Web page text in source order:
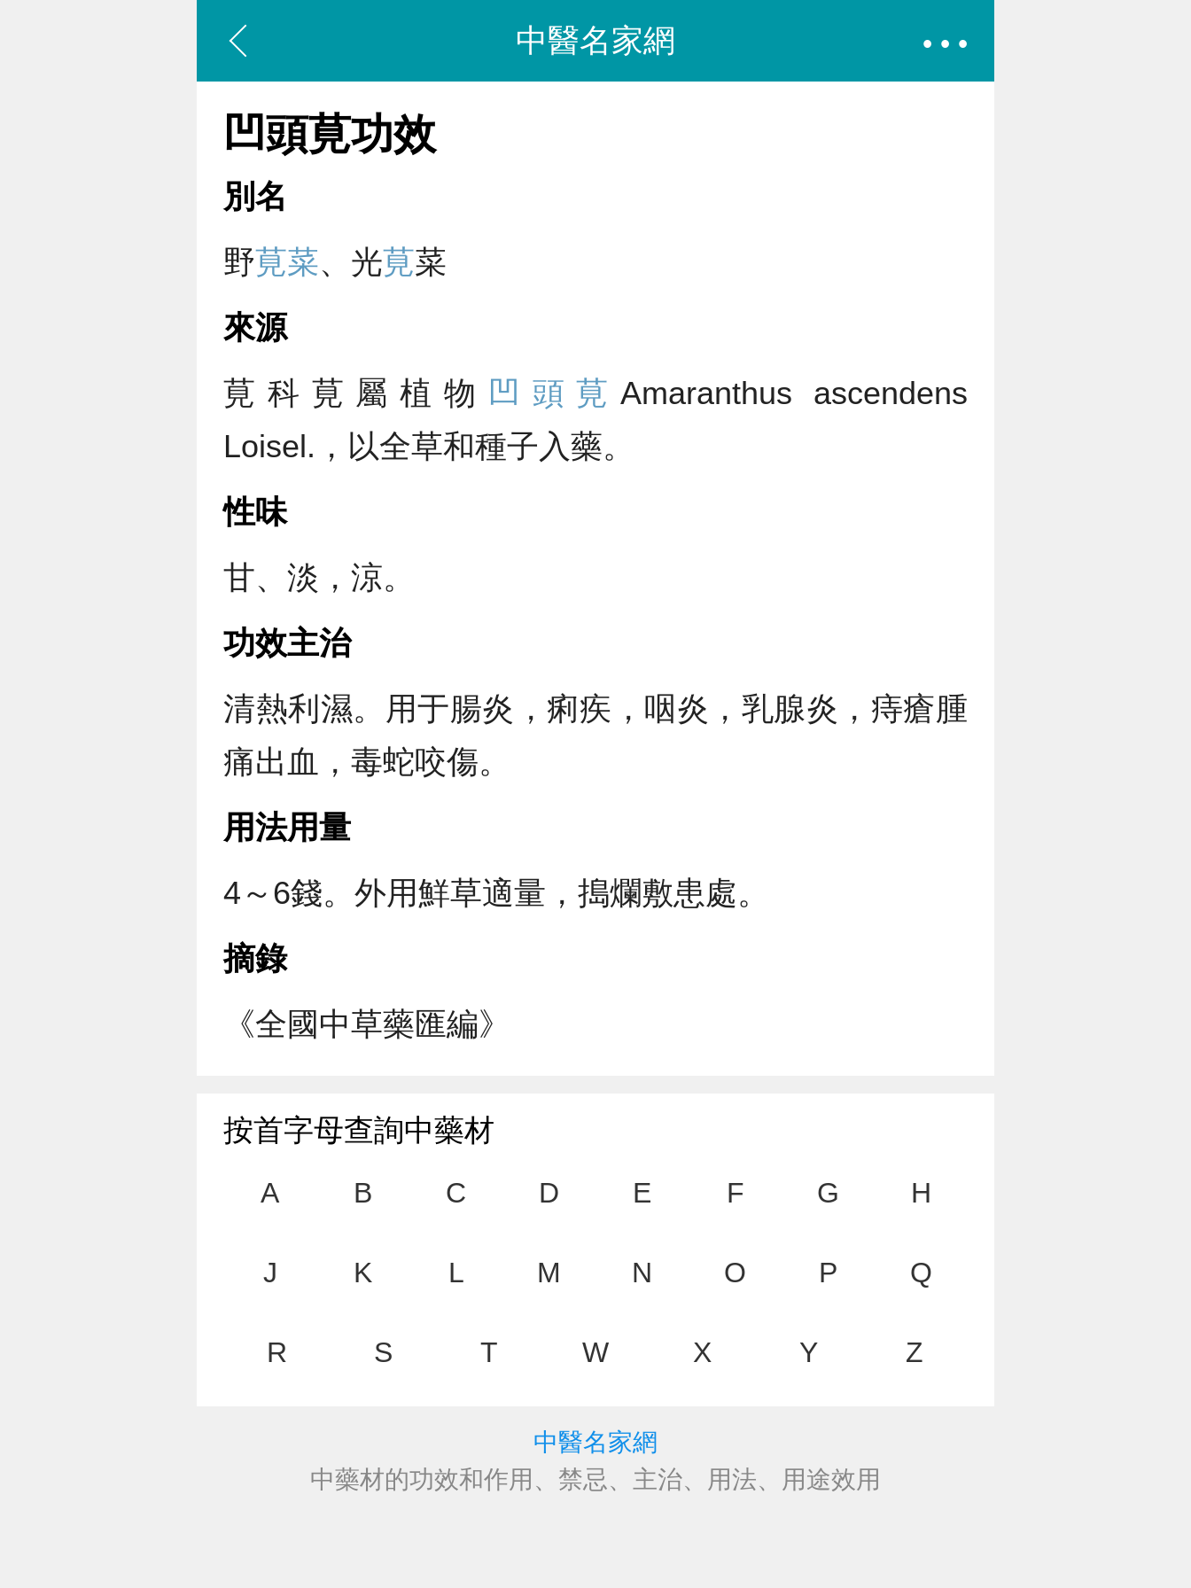
中醫名家網
凹頭莧功效
別名
野莧菜、光莧菜
來源
莧科莧屬植物 凹頭莧Amaranthus ascendens
Loisel.，以全草和種子入藥。
性味
甘、淡，涼。
功效主治
清熱利濕。用于腸炎，痢疾，咽炎，乳腺炎，痔瘡腫
痛出血，毒蛇咬傷。
用法用量
4～6錢。外用鮮草適量，搗爛敷患處。
摘錄
《全國中草藥匯編》
按首字母查詢中藥材
A B C D E F G H
J K L M N O P Q
R S T W X Y Z
中醫名家網
中藥材的功效和作用、禁忌、主治、用法、用途效用